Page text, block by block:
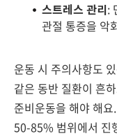
스트레스 관리:
관절 통증을 악
운동 시 주의사항도
같은 동반 질환이 흔
준비운동을 해야 해
50-85% 범위에서 진